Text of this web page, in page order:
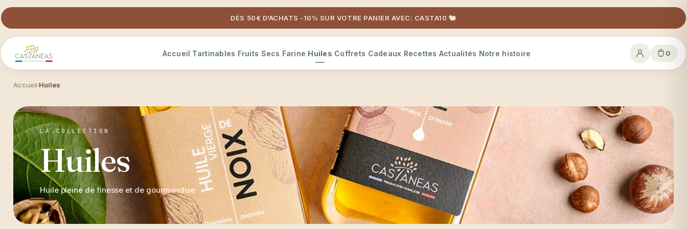
DÈS 50€ D’ACHATS -10% SUR VOTRE PANIER AVEC: CASTA10 🐿️
Accueil Tartinables Fruits Secs Farine Huiles Coffrets Cadeaux Recettes Actualités Notre histoire 0
Accueil›Huiles
LA COLLECTION
Huiles
Huile pleine de finesse et de gourmandise